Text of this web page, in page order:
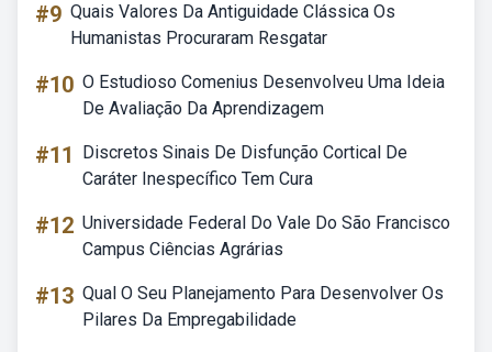
#9 Quais Valores Da Antiguidade Clássica Os
Humanistas Procuraram Resgatar
#10 O Estudioso Comenius Desenvolveu Uma Ideia
De Avaliação Da Aprendizagem
#11
Discretos Sinais De Disfunção Cortical De
Caráter Inespecífico Tem Cura
#12 Universidade Federal Do Vale Do São Francisco
Campus Ciências Agrárias
#13 Qual O Seu Planejamento Para Desenvolver Os
Pilares Da Empregabilidade